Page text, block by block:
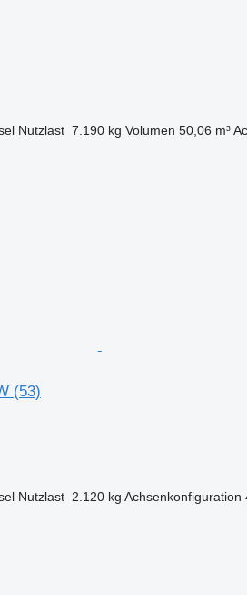
Nutzlast 7.190 kg Volumen 50,06 m³
(53)
Nutzlast 2.120 kg Achsenkonfiguration